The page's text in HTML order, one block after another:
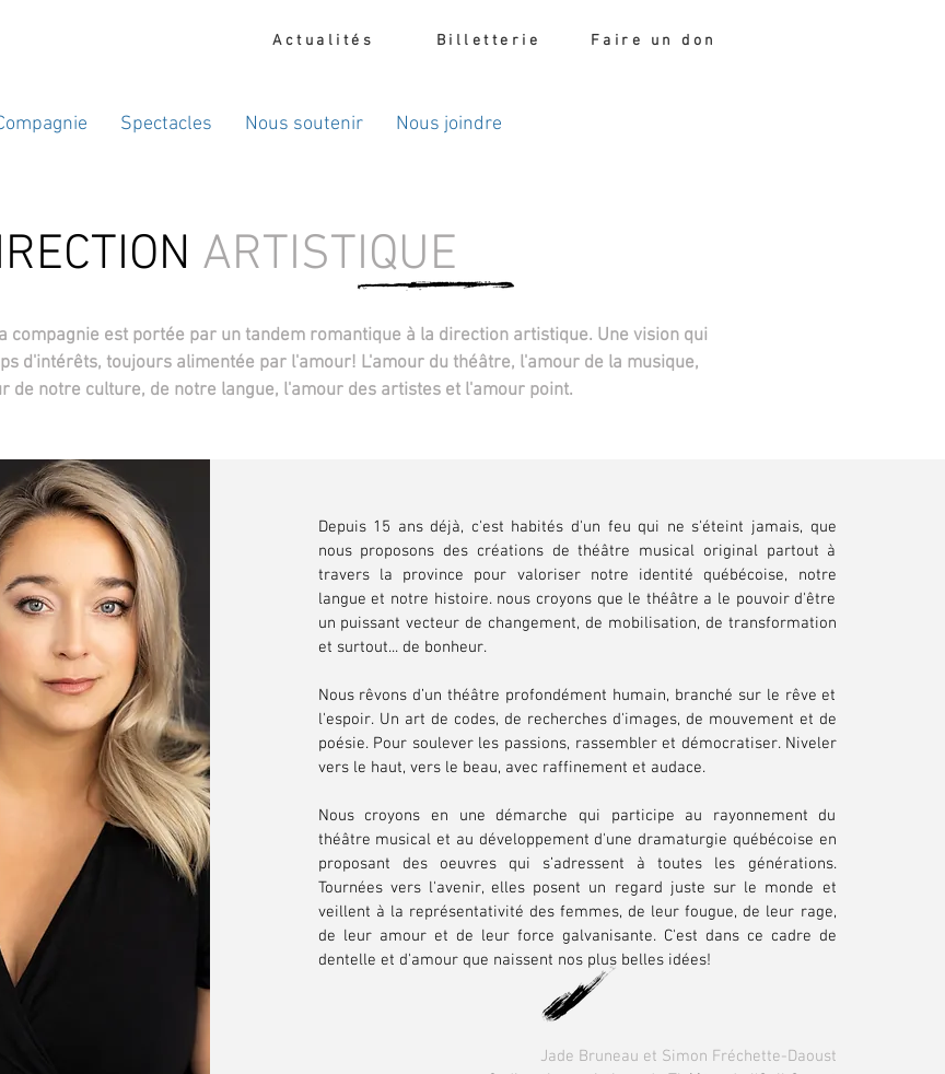
Actualités Billetterie Faire un don
Spectacles Nous soutenir Nous joindre
ARTISTIQUE
compagnie est portée par un tandem romantique à la direction artistique. Une vision qui
d'intérêts, toujours alimentée par l'amour! L'amour du théâtre, l'amour de la musique,
de notre culture, de notre langue, l'amour des artistes et l'amour point.
​Depuis 15 ans déjà, c'est habités d'un feu qui ne s'éteint jamais, que
nous proposons des créations de théâtre musical original partout à
travers la province pour valoriser notre identité québécoise, notre
langue et notre histoire. nous croyons que le théâtre a le pouvoir d'être
un puissant vecteur de changement, de mobilisation, de transformation
et surtout... de bonheur.
Nous rêvons d’un théâtre profondément humain, branché sur le rêve et
l'espoir. Un art de codes, de recherches d'images, de mouvement et de
poésie. Pour soulever les passions, rassembler et démocratiser. Niveler
vers le haut, vers le beau, avec raffinement et audace.
Nous croyons en une démarche qui participe au rayonnement du
théâtre musical et au développement d'une dramaturgie québécoise en
proposant des oeuvres qui s’adressent à toutes les générations.
Tournées vers l'avenir, elles posent un regard juste sur le monde et
veillent à la représentativité des femmes, de leur fougue, de leur rage,
de leur amour et de leur force galvanisante. C'est dans ce cadre de
dentelle et d'amour que naissent nos plus belles idées!
Jade Bruneau et Simon Fréchette-Daoust